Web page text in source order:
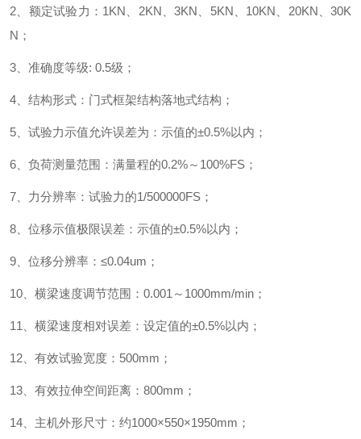
2 、额定试验力： 1KN 2KN 3KN 5KN 10KN 20KN
30K
N ；
3 、准确度等级: 0.5级 ；
4 、结构形式：门式框架结构落地式结构；
5 、试验力示值允许误差为：示值的±0.5%以内 ；
6 、负荷测量范围：满量程的0.2%～ 100%FS ；
7 、力分辨率：试验力的1/500000FS ；
8 、位移示值极限误差：示值的±0.5%以内 ；
9 、位移分辨率：≤0.04um ；
10 、横梁速度调节范围： 0.001 ～ 1000mm/min ；
11 、横梁速度相对误差：设定值的±0.5%以内 ；
12 、有效试验宽度： 500mm ；
13 、有效拉伸空间距离： 800mm ；
14 、主机外形尺寸：约1000×550×1950mm ；